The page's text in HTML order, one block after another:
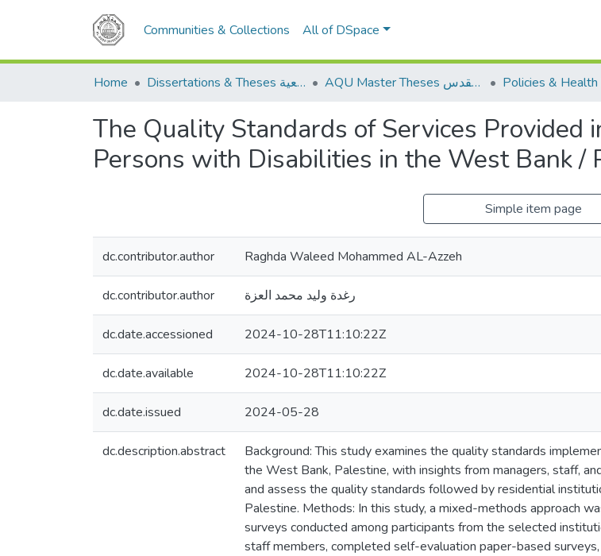
Communities & Collections All of DSpace
Home Dissertations & Theses الرسائل الجامعية AQU Master Theses الرسائل الجامعية الخاصة بجامعة القدس
The Quality Standards of Services Provided
Persons with Disabilities in the West Bank /
Simple item page
dc.contributor.author Raghda Waleed Mohammed AL-Azzeh
dc.contributor.author رغدة وليد محمد العزة
dc.date.accessioned 2024-10-28T11:10:22Z
dc.date.available 2024-10-28T11:10:22Z
dc.date.issued 2024-05-28
dc.description.abstract
Background: This study examines the quality standards
the West Bank, Palestine, with insights from managers, staff,
and assess the quality standards followed by residential
Palestine. Methods: In this study, a mixed-methods approach
surveys conducted among participants from the selected
staff members, completed self-evaluation paper-based